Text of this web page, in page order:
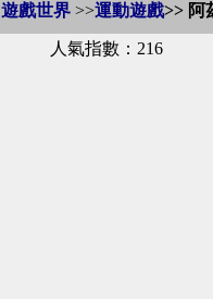
遊戲世界 >>運動遊戲>> 阿
人氣指數：216